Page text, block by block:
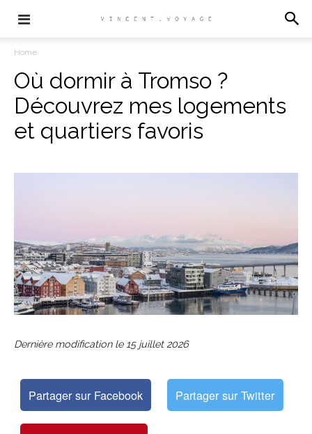
Home
Où dormir à Tromso ?
Découvrez mes logements
et quartiers favoris
Dernière modification le 15 juillet 2026
Partager sur Facebook Partager sur Twitter